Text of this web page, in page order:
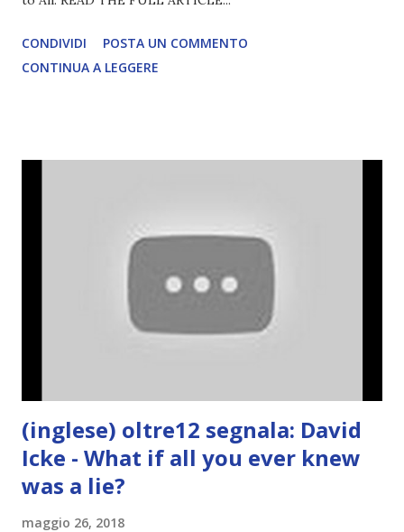
CONDIVIDI
POSTA UN COMMENTO
CONTINUA A LEGGERE
(inglese) oltre12 segnala: David
Icke - What if all you ever knew
was a lie?
maggio 26, 2018